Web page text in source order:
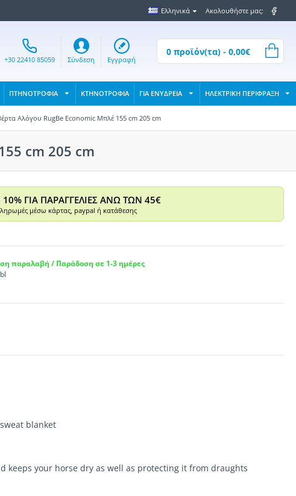
Ελληνικά Ακολουθήστε μας:
+30 22410 85059 Σύνδεση Εγγραφή
0 προϊόν(τα) - 0,00€
ΠΤΗΝΟΤΡΟΦΙΑ ΚΤΗΝΟΤΡΟΦΙΑ ΓΙΑ ΕΝΥΔΡΕΙΑ ΗΛΕΚΤΡΙΚΗ ΠΕΡΙΦΡΑΞΗ
Αλόγου RugBe Economic Μπλέ 155 cm 205 cm
cm 205 cm
ΓΙΑ ΠΑΡΑΓΓΕΛΙΕΣ ΑΝΩ ΤΩΝ 45€
μέσω κάρτας, paypal ή κατάθεσης
παραλαβή / Παράδοση σε 1-3 ημέρες
blanket
keeps your horse dry as well as protecting it from draughts